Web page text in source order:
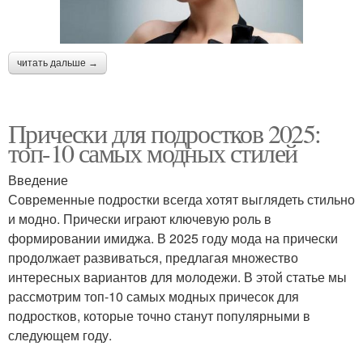
читать дальше →
Прически для подростков 2025:
топ-10 самых модных стилей
Введение
Современные подростки всегда хотят выглядеть стильно
и модно. Прически играют ключевую роль в
формировании имиджа. В 2025 году мода на прически
продолжает развиваться, предлагая множество
интересных вариантов для молодежи. В этой статье мы
рассмотрим топ-10 самых модных причесок для
подростков, которые точно станут популярными в
следующем году.